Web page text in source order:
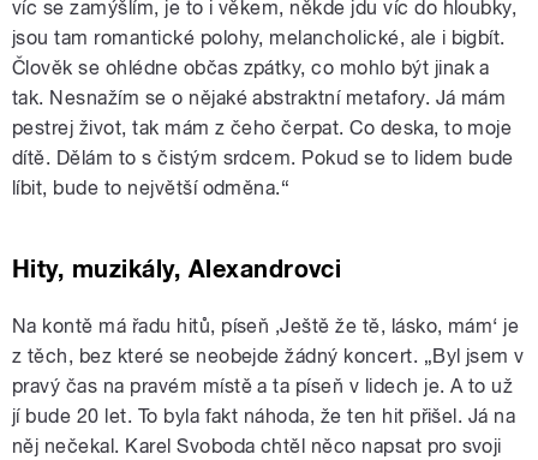
víc se zamýšlím, je to i věkem, někde jdu víc do hloubky,
jsou tam romantické polohy, melancholické, ale i bigbít.
Člověk se ohlédne občas zpátky, co mohlo být jinak a
tak. Nesnažím se o nějaké abstraktní metafory. Já mám
pestrej život, tak mám z čeho čerpat. Co deska, to moje
dítě. Dělám to s čistým srdcem. Pokud se to lidem bude
líbit, bude to největší odměna.“
Hity, muzikály, Alexandrovci
Na kontě má řadu hitů, píseň ‚Ještě že tě, lásko, mám‘ je
z těch, bez které se neobejde žádný koncert. „Byl jsem v
pravý čas na pravém místě a ta píseň v lidech je. A to už
jí bude 20 let. To byla fakt náhoda, že ten hit přišel. Já na
něj nečekal. Karel Svoboda chtěl něco napsat pro svoji